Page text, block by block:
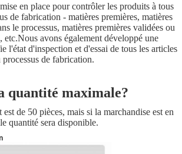
en place pour contrôler les produits à tous
de fabrication - matières premières, matières
le processus, matières premières validées ou
etc.Nous avons également développé une
l'état d'inspection et d'essai de tous les articles
processus de fabrication.
quantité maximale?
de 50 pièces, mais si la marchandise est en
quantité sera disponible.